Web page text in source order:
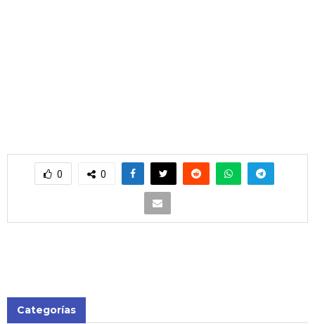
0 0
Categorías